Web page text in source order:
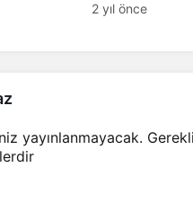
2 yıl önce
yayınlanmayacak.